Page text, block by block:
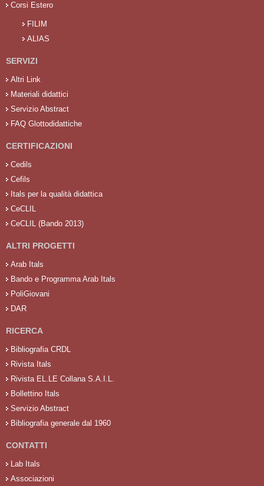
Corsi Estero
FILIM
ALIAS
SERVIZI
Altri Link
Materiali didattici
Servizio Abstract
FAQ Glottodidattiche
CERTIFICAZIONI
Cedils
Cefils
Itals per la qualità didattica
CeCLIL
CeCLIL (Bando 2013)
ALTRI PROGETTI
Arab Itals
Bando e Programma Arab Itals
PoliGiovani
DAR
RICERCA
Bibliografia CRDL
Rivista Itals
Rivista EL.LE Collana S.A.I.L.
Bollettino Itals
Servizio Abstract
Bibliografia generale dal 1960
CONTATTI
Lab Itals
Associazioni